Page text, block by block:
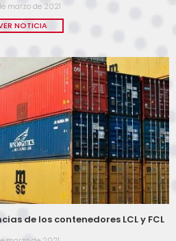
marzo de 2021
NOTICIA
de los contenedores LCL y FCL